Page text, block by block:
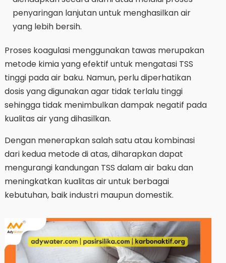
penyaringan lanjutan untuk menghasilkan air
yang lebih bersih.
Proses koagulasi menggunakan tawas merupakan
metode kimia yang efektif untuk mengatasi TSS
tinggi pada air baku. Namun, perlu diperhatikan
dosis yang digunakan agar tidak terlalu tinggi
sehingga tidak menimbulkan dampak negatif pada
kualitas air yang dihasilkan.
Dengan menerapkan salah satu atau kombinasi
dari kedua metode di atas, diharapkan dapat
mengurangi kandungan TSS dalam air baku dan
meningkatkan kualitas air untuk berbagai
kebutuhan, baik industri maupun domestik.